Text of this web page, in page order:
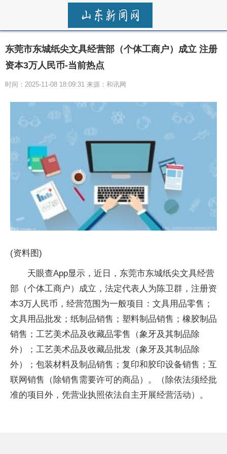
东莞市东城纸尖文具经营部（个体工商户）成立 注册
资本3万人民币-当前热点
时间：2025-11-08 18:09:31 来源：和讯网
(资料图)
天眼查App显示，近日，东莞市东城纸尖文具经营
部（个体工商户）成立，法定代表人为陈卫群，注册资
本3万人民币，经营范围为一般项目：文具用品零售；
文具用品批发；纸制品销售；塑料制品销售；橡胶制品
销售；工艺美术品及收藏品零售（象牙及其制品除
外）；工艺美术品及收藏品批发（象牙及其制品除
外）；包装材料及制品销售；复印和胶印设备销售；互
联网销售（除销售需要许可的商品）。（除依法须经批
准的项目外，凭营业执照依法自主开展经营活动）。